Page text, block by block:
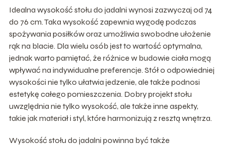
Idealna wysokość stołu do jadalni wynosi zazwyczaj od 74
do 76 cm. Taka wysokość zapewnia wygodę podczas
spożywania posiłków oraz umożliwia swobodne ułożenie
rąk na blacie. Dla wielu osób jest to wartość optymalna,
jednak warto pamiętać, że różnice w budowie ciała mogą
wpływać na indywidualne preferencje. Stół o odpowiedniej
wysokości nie tylko ułatwia jedzenie, ale także podnosi
estetykę całego pomieszczenia. Dobry projekt stołu
uwzględnia nie tylko wysokość, ale także inne aspekty,
takie jak materiał i styl, które harmonizują z resztą wnętrza.
Wysokość stołu do jadalni powinna być także